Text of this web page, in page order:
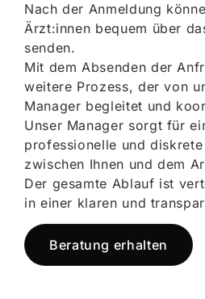
Nach der Anmeldung
Ärzt:innen bequem über
senden.
Mit dem Absenden der
weitere Prozess, der von
Manager begleitet und
Unser Manager sorgt für
professionelle und
zwischen Ihnen und dem
Der gesamte Ablauf ist
in einer klaren und
Beratung erhalten